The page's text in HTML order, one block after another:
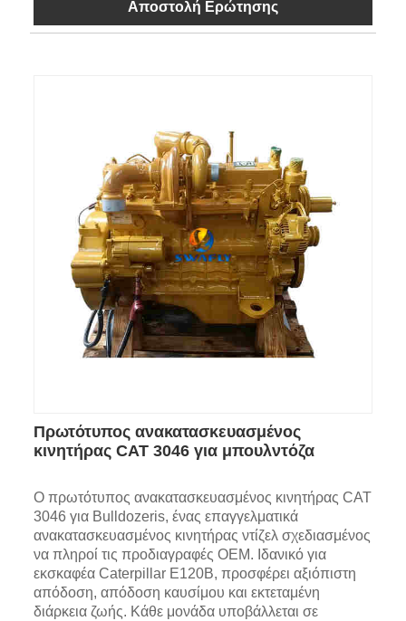
Αποστολή Ερώτησης
Πρωτότυπος ανακατασκευασμένος
κινητήρας CAT 3046 για μπουλντόζα
Ο πρωτότυπος ανακατασκευασμένος κινητήρας CAT
3046 για Bulldozeris, ένας επαγγελματικά
ανακατασκευασμένος κινητήρας ντίζελ σχεδιασμένος
να πληροί τις προδιαγραφές OEM. Ιδανικό για
εκσκαφέα Caterpillar E120B, προσφέρει αξιόπιστη
απόδοση, απόδοση καυσίμου και εκτεταμένη
διάρκεια ζωής. Κάθε μονάδα υποβάλλεται σε